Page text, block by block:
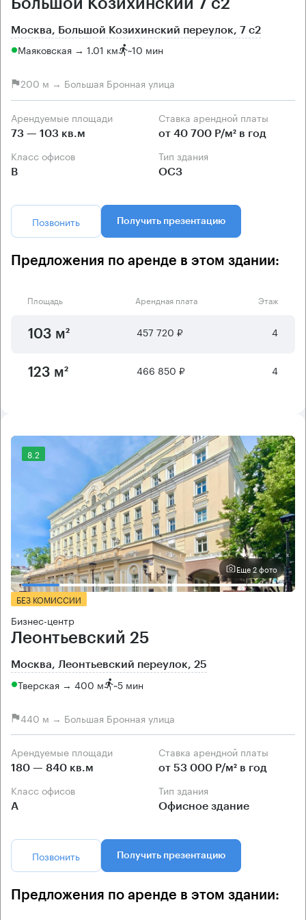
Большой Козихинский 7 с2
Москва, Большой Козихинский переулок, 7 с2
Маяковская → 1.01 км ~10 мин
200 м → Большая Бронная улица
Арендуемые площади
73 — 103 кв.м
Ставка арендной платы
от 40 700 Р/м² в год
Класс офисов
B
Тип здания
ОСЗ
Позвонить Получить презентацию
Предложения по аренде в этом здании:
Площадь Арендная плата Этаж
103 м² 457 720 ₽ 4
123 м² 466 850 ₽ 4
8.2
Еще 2 фото
БЕЗ КОМИССИИ
Бизнес-центр
Леонтьевский 25
Москва, Леонтьевский переулок, 25
Тверская → 400 м ~5 мин
440 м → Большая Бронная улица
Арендуемые площади
180 — 840 кв.м
Ставка арендной платы
от 53 000 Р/м² в год
Класс офисов
А
Тип здания
Офисное здание
Позвонить Получить презентацию
Предложения по аренде в этом здании: